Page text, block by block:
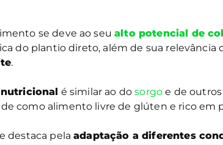
se deve ao seualto potencial de
do plantio direto, além de sua relevância
.
é similar ao dosorgo e de
como alimento livre de glúten e rico em
destaca pelaadaptação a diferentes